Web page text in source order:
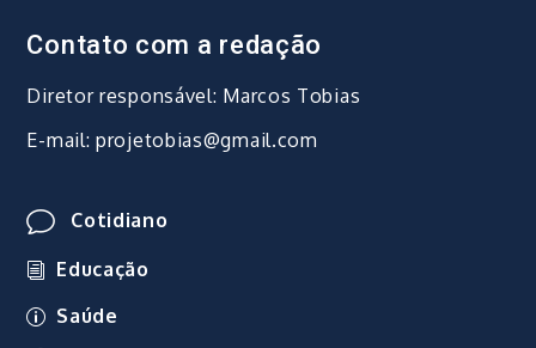
Contato com a redação
Diretor responsável: Marcos Tobias
E-mail: projetobias@gmail.com
Cotidiano
Educação
Saúde